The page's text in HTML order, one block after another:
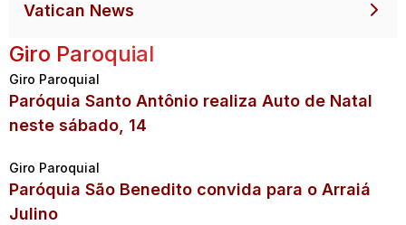
Vatican News
Giro Paroquial
Giro Paroquial
Paróquia Santo Antônio realiza Auto de Natal
neste sábado, 14
Giro Paroquial
Paróquia São Benedito convida para o Arraiá
Julino